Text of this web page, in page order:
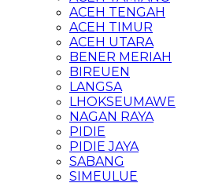
ACEH TENGAH
ACEH TIMUR
ACEH UTARA
BENER MERIAH
BIREUEN
LANGSA
LHOKSEUMAWE
NAGAN RAYA
PIDIE
PIDIE JAYA
SABANG
SIMEULUE